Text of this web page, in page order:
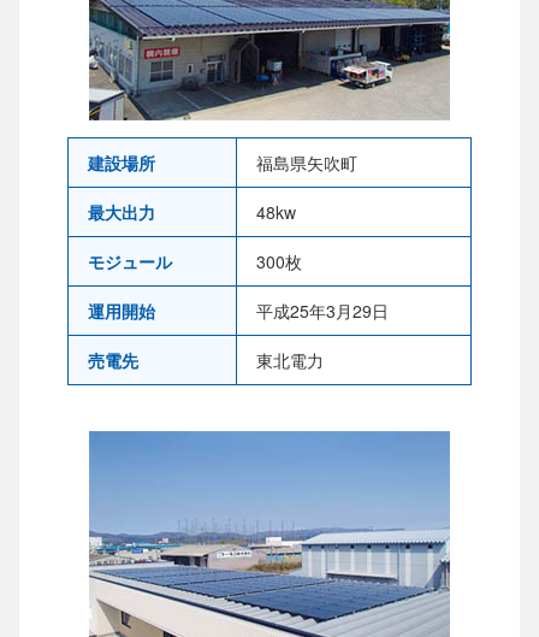
建設場所 福島県矢吹町
最大出力 48kw
モジュール 300枚
運用開始 平成25年3月29日
売電先 東北電力